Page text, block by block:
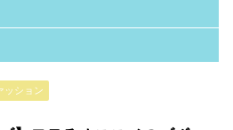
ッション